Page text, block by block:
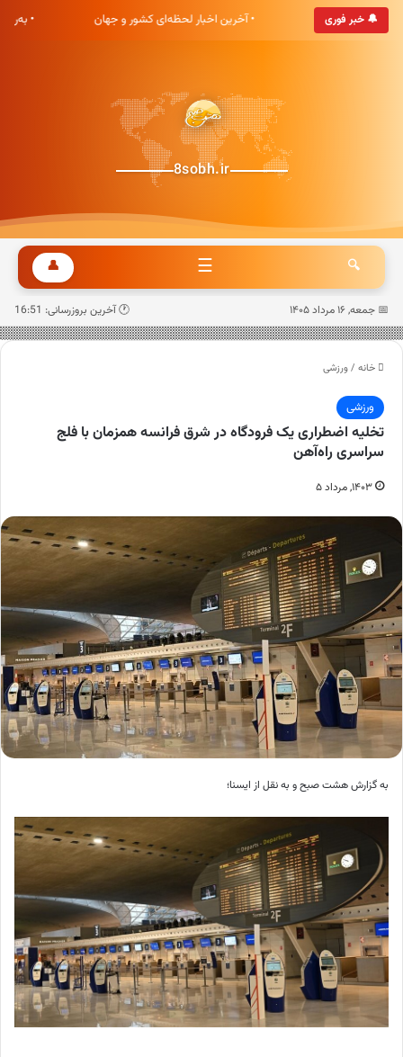
🔔 خبر فوری
صبح خوش آمدید • آخرین اخبار لحظه‌ای کشور و جهان •
8sobh.ir
🔍
☰
👤
📅 جمعه, ۱۶ مرداد ۱۴۰۵ 🕐 آخرین بروزرسانی: 16:51
خانه /ورزشی
ورزشی
تخلیه اضطراری یک فرودگاه در شرق فرانسه همزمان با فلج
سراسری راه‌آهن
۱۴۰۳, مرداد ۵
به گزارش هشت صبح و به نقل از ایسنا؛